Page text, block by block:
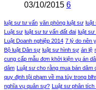
03/10/2015 6
luật sư tư vấn văn phòng luật sư luật
Luật sư luật sư tư vấn đất đai luật sư
Luật Doanh nghiệp 2014 7 lý do nên
Bộ luật Dân sự luật sư hình sự án lệ
cung cấp mẫu đơn khởi kiện vụ án
dâm Luật sư cho rằng mua bán dâm
quy định tội phạm về ma túy trong
nghĩa vụ quân sự? Luật sư phân tích